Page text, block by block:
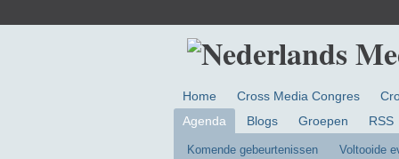
Home Cross Media Congres
Agenda
Blogs Groepen RSS
Komende gebeurtenissen Voltooide